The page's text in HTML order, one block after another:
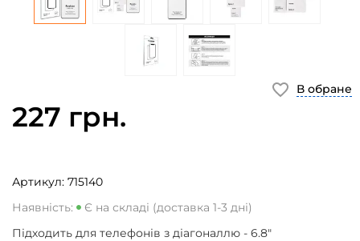
227 грн.
Артикул: 715140
Наявність:
Є на складі (доставка 1-3 дні)
Підходить для телефонів з діагоналлю - 6.8"
В обране